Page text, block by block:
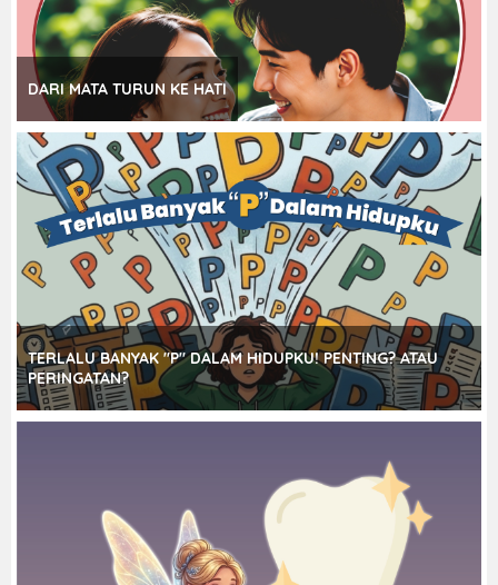
DARI MATA TURUN KE HATI
TERLALU BANYAK "P" DALAM HIDUPKU! PENTING? ATAU
PERINGATAN?